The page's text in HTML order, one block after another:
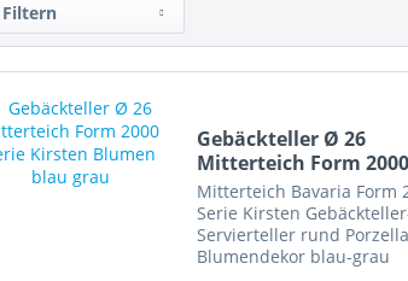
Filtern
Gebäckteller Ø 26
Mitterteich Form 2000
Serie...
Mitterteich Bavaria Form
Serie Kirsten
Servierteller rund
Blumendekor blau-grau